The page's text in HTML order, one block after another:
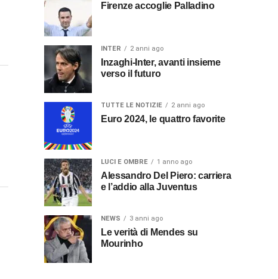
Firenze accoglie Palladino
INTER 2 anni ago
Inzaghi-Inter, avanti insieme
verso il futuro
TUTTE LE NOTIZIE 2 anni ago
Euro 2024, le quattro favorite
LUCI E OMBRE 1 anno ago
Alessandro Del Piero: carriera
e l’addio alla Juventus
NEWS 3 anni ago
Le verità di Mendes su
Mourinho